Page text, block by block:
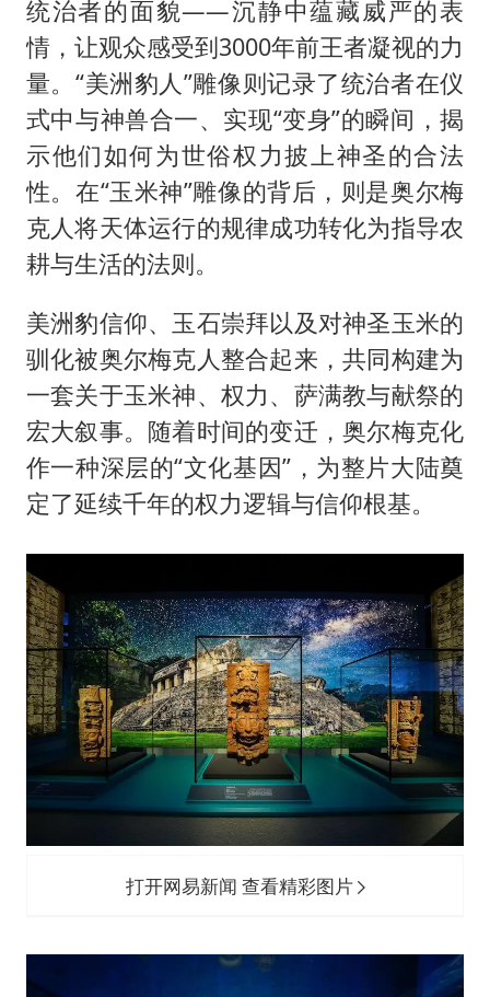
统治者的面貌——沉静中蕴藏威严的表
情，让观众感受到3000年前王者凝视的力
量。“美洲豹人”雕像则记录了统治者在仪
式中与神兽合一、实现“变身”的瞬间，揭
示他们如何为世俗权力披上神圣的合法
性。在“玉米神”雕像的背后，则是奥尔梅
克人将天体运行的规律成功转化为指导农
耕与生活的法则。
美洲豹信仰、玉石崇拜以及对神圣玉米的
驯化被奥尔梅克人整合起来，共同构建为
一套关于玉米神、权力、萨满教与献祭的
宏大叙事。随着时间的变迁，奥尔梅克化
作一种深层的“文化基因”，为整片大陆奠
定了延续千年的权力逻辑与信仰根基。
打开网易新闻 查看精彩图片